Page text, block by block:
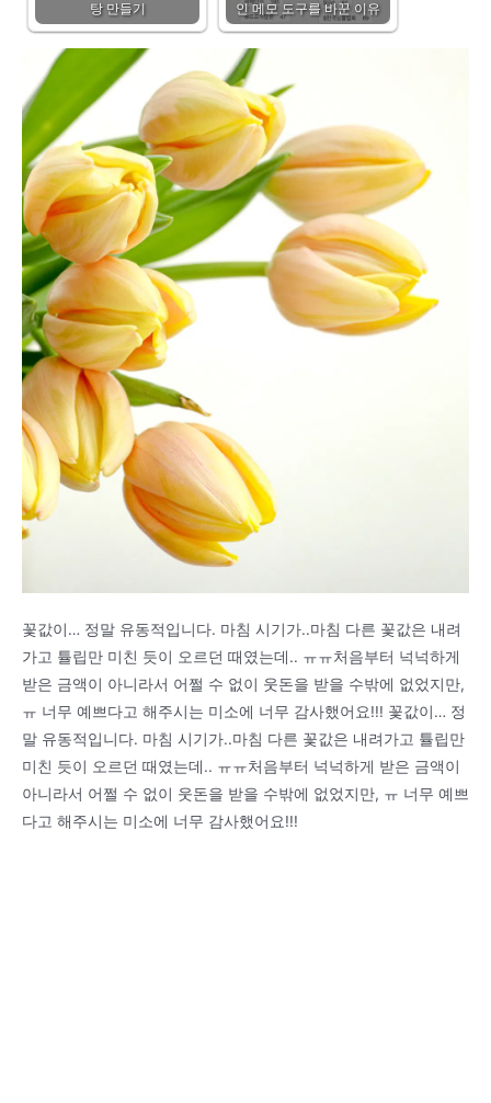
탕 만들기 인 메모 도구를 바꾼 이유
꽃값이… 정말 유동적입니다. 마침 시기가..마침 다른 꽃값은 내려
가고 튤립만 미친 듯이 오르던 때였는데.. ㅠㅠ처음부터 넉넉하게
받은 금액이 아니라서 어쩔 수 없이 웃돈을 받을 수밖에 없었지만,
ㅠ 너무 예쁘다고 해주시는 미소에 너무 감사했어요!!! 꽃값이… 정
말 유동적입니다. 마침 시기가..마침 다른 꽃값은 내려가고 튤립만
미친 듯이 오르던 때였는데.. ㅠㅠ처음부터 넉넉하게 받은 금액이
아니라서 어쩔 수 없이 웃돈을 받을 수밖에 없었지만, ㅠ 너무 예쁘
다고 해주시는 미소에 너무 감사했어요!!!